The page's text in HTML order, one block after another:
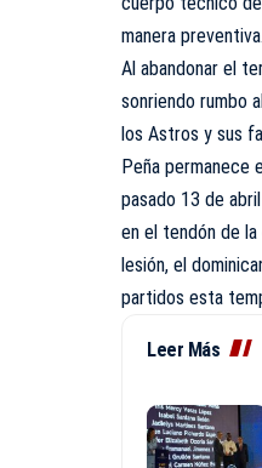
manera preventiva.
Al abandonar el
sonriendo rumbo
los Astros y sus
Peña permanece
pasado 13 de
en el tendón de
lesión, el
partidos esta
Leer Más